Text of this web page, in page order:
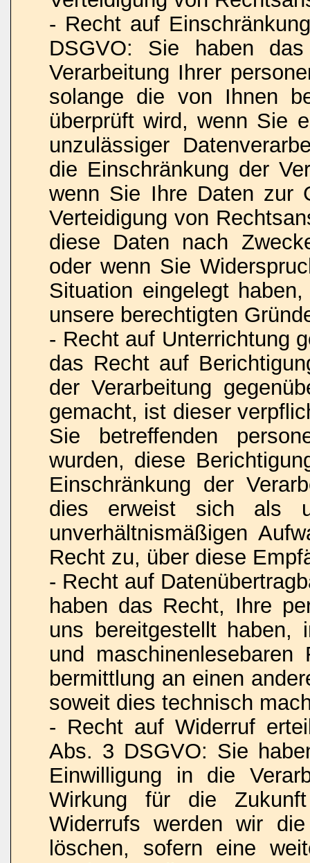
- Recht auf
DSGVO: Sie haben
Verarbeitung Ihrer
solange die von Ihnen
überprüft wird, wenn Sie
unzulässiger
die Einschränkung der
wenn Sie Ihre Daten zur
Verteidigung von
diese Daten nach
oder wenn Sie
Situation eingelegt
unsere berechtigten
- Recht auf Unterrichtung
das Recht auf
der Verarbeitung
gemacht, ist dieser
Sie betreffenden
wurden, diese
Einschränkung der
dies erweist sich als
unverhältnismäßigen
Recht zu, über diese
- Recht auf
haben das Recht, Ihre
uns bereitgestellt haben,
und
bermittlung an einen
soweit dies technisch
- Recht auf Widerruf
Abs. 3 DSGVO: Sie
Einwilligung in die
Wirkung für die
Widerrufs werden wir
löschen, sofern eine